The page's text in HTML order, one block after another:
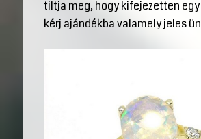
tiltja meg, hogy kifejezetten
kérj ajándékba valamely jeles